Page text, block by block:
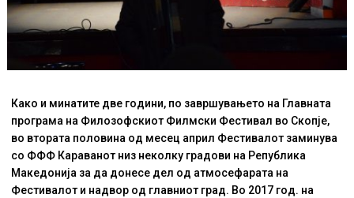
Како и минатите две години, по завршувањето на Главната
програма на Филозофскиот Филмски Фестивал во Скопје,
во втората половина од месец април Фестивалот заминува
со ФФФ Караванот низ неколку градови на Република
Македонија за да донесе дел од атмосефарата на
Фестивалот и надвор од главниот град. Во 2017 год. на